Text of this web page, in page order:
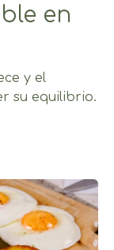
en
y el
su equilibrio.